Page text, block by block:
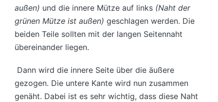
außen) und die innere Mütze auf links (Naht der
grünen Mütze ist außen) geschlagen werden. Die
beiden Teile sollten mit der langen Seitennaht
übereinander liegen.
Dann wird die innere Seite über die äußere
gezogen. Die untere Kante wird nun zusammen
genäht. Dabei ist es sehr wichtig, dass diese Naht